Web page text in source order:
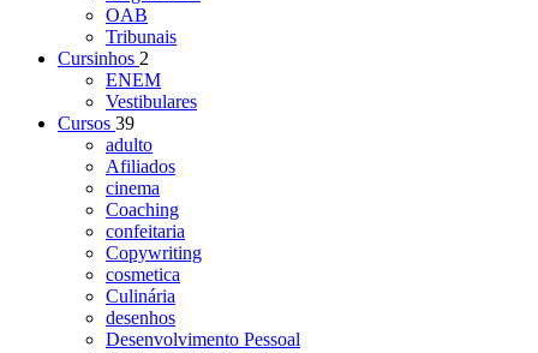
OAB
Tribunais
Cursinhos 2
ENEM
Vestibulares
Cursos 39
adulto
Afiliados
cinema
Coaching
confeitaria
Copywriting
cosmetica
Culinária
desenhos
Desenvolvimento Pessoal